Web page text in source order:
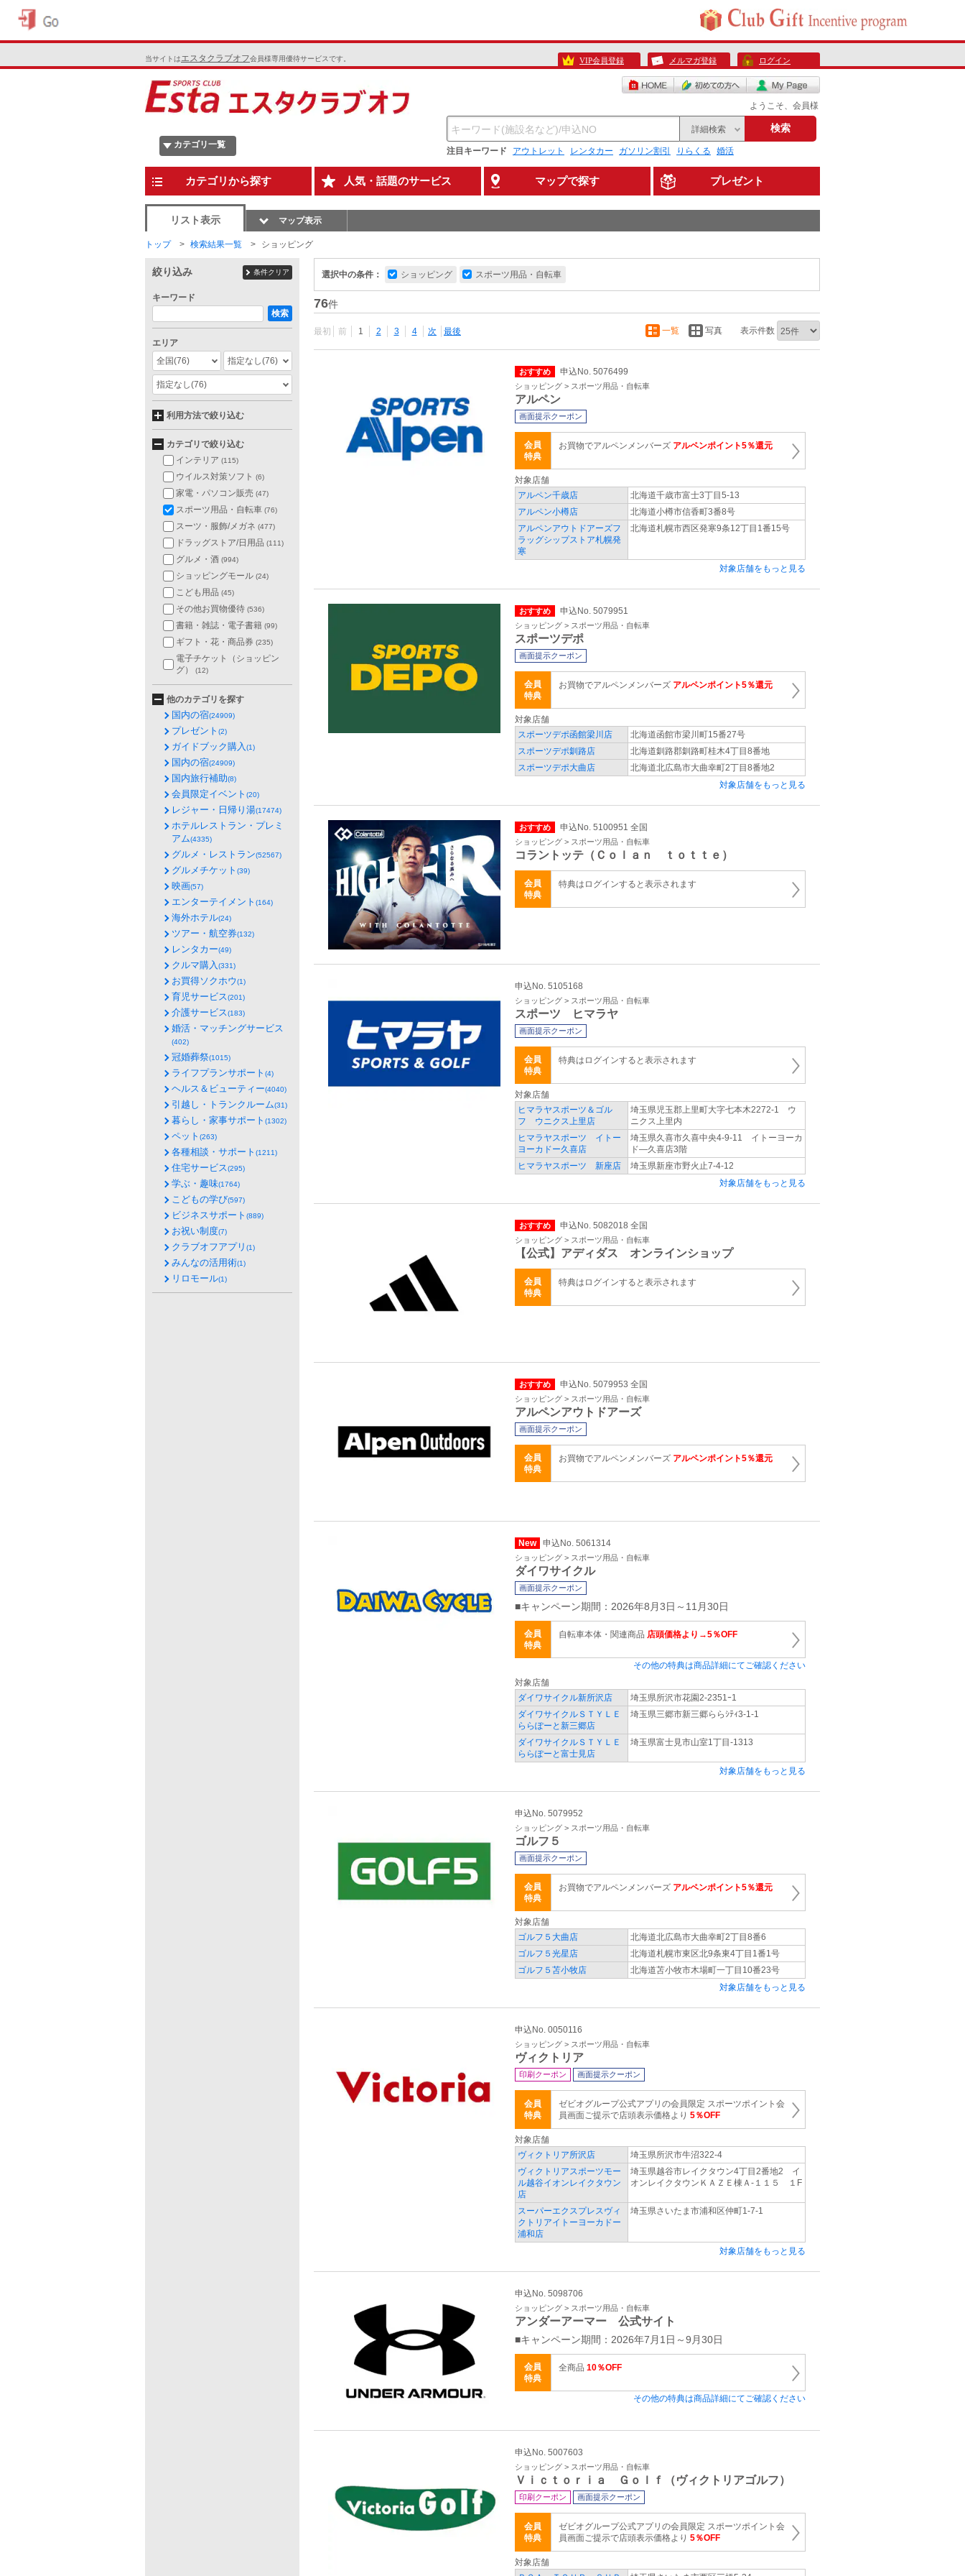
当サイトはエスタクラブオフ会員様専用優待サービスです。 VIP会員登録 メルマガ登録 ログイン
ようこそ、会員様
カテゴリ一覧
詳細検索 検索
注目キーワード アウトレット レンタカー ガソリン割引 りらくる 婚活
カテゴリから探す 人気・話題のサービス マップで探す プレゼント
リスト表示 マップ表示
トップ 検索結果一覧 ショッピング
選択中の条件： ショッピング スポーツ用品・自転車
76件
最初 前 1 2 3 4 次 最後 一覧 写真 表示件数
おすすめ 申込No. 5076499
ショッピング > スポーツ用品・自転車
アルペン
画面提示クーポン
会員
特典
お買物でアルペンメンバーズ アルペンポイント5％還元
対象店舗
アルペン千歳店
北海道千歳市富士3丁目5-13
アルペン小樽店
北海道小樽市信香町3番8号
アルペンアウトドアーズフ
ラッグシップストア札幌発
寒
北海道札幌市西区発寒9条12丁目1番15号
対象店舗をもっと見る
おすすめ 申込No. 5079951
ショッピング > スポーツ用品・自転車
スポーツデポ
画面提示クーポン
会員
特典
お買物でアルペンメンバーズ アルペンポイント5％還元
対象店舗
スポーツデポ函館梁川店
北海道函館市梁川町15番27号
スポーツデポ釧路店
北海道釧路郡釧路町桂木4丁目8番地
スポーツデポ大曲店
北海道北広島市大曲幸町2丁目8番地2
対象店舗をもっと見る
おすすめ 申込No. 5100951 全国
ショッピング > スポーツ用品・自転車
コラントッテ（Ｃｏｌａｎ ｔｏｔｔｅ）
会員
特典
特典はログインすると表示されます
申込No. 5105168
ショッピング > スポーツ用品・自転車
スポーツ ヒマラヤ
画面提示クーポン
会員
特典
特典はログインすると表示されます
対象店舗
ヒマラヤスポーツ＆ゴル
フ ウニクス上里店
埼玉県児玉郡上里町大字七本木2272-1 ウ
ニクス上里内
ヒマラヤスポーツ イトー
ヨーカドー久喜店
埼玉県久喜市久喜中央4-9-11 イトーヨーカ
ド―久喜店3階
ヒマラヤスポーツ 新座店
埼玉県新座市野火止7-4-12
対象店舗をもっと見る
おすすめ 申込No. 5082018 全国
ショッピング > スポーツ用品・自転車
【公式】アディダス オンラインショップ
会員
特典
特典はログインすると表示されます
おすすめ 申込No. 5079953 全国
ショッピング > スポーツ用品・自転車
アルペンアウトドアーズ
画面提示クーポン
会員
特典
お買物でアルペンメンバーズ アルペンポイント5％還元
New 申込No. 5061314
ショッピング > スポーツ用品・自転車
ダイワサイクル
画面提示クーポン
■キャンペーン期間：2026年8月3日～11月30日
会員
特典
自転車本体・関連商品 店頭価格より→5％OFF
その他の特典は商品詳細にてご確認ください
対象店舗
ダイワサイクル新所沢店
埼玉県所沢市花園2-2351ｰ1
ダイワサイクルＳＴＹＬＥ
ららぽーと新三郷店
埼玉県三郷市新三郷ららｼﾃｨ3-1-1
ダイワサイクルＳＴＹＬＥ
ららぽーと富士見店
埼玉県富士見市山室1丁目-1313
対象店舗をもっと見る
申込No. 5079952
ショッピング > スポーツ用品・自転車
ゴルフ５
画面提示クーポン
会員
特典
お買物でアルペンメンバーズ アルペンポイント5％還元
対象店舗
ゴルフ５大曲店
北海道北広島市大曲幸町2丁目8番6
ゴルフ５光星店
北海道札幌市東区北9条東4丁目1番1号
ゴルフ５苫小牧店
北海道苫小牧市木場町一丁目10番23号
対象店舗をもっと見る
申込No. 0050116
ショッピング > スポーツ用品・自転車
ヴィクトリア
印刷クーポン 画面提示クーポン
会員
特典
ゼビオグループ公式アプリの会員限定 スポーツポイント会
員画面ご提示で店頭表示価格より 5％OFF
対象店舗
ヴィクトリア所沢店
埼玉県所沢市牛沼322-4
ヴィクトリアスポーツモー
ル越谷イオンレイクタウン
店
埼玉県越谷市レイクタウン4丁目2番地2 イ
オンレイクタウンＫＡＺＥ棟Ａ-１１５ １F
スーパーエクスプレスヴィ
クトリアイトーヨーカドー
浦和店
埼玉県さいたま市浦和区仲町1-7-1
対象店舗をもっと見る
申込No. 5098706
ショッピング > スポーツ用品・自転車
アンダーアーマー 公式サイト
■キャンペーン期間：2026年7月1日～9月30日
会員
特典
全商品 10％OFF
その他の特典は商品詳細にてご確認ください
申込No. 5007603
ショッピング > スポーツ用品・自転車
Ｖｉｃｔｏｒｉａ Ｇｏｌｆ（ヴィクトリアゴルフ）
印刷クーポン 画面提示クーポン
会員
特典
ゼビオグループ公式アプリの会員限定 スポーツポイント会
員画面ご提示で店頭表示価格より 5％OFF
対象店舗
絞り込み 条件クリア
キーワード
検索
エリア
全国(76) 指定なし(76)
指定なし(76)
利用方法で絞り込む
カテゴリで絞り込む
インテリア (115)
ウイルス対策ソフト (6)
家電・パソコン販売 (47)
スポーツ用品・自転車 (76)
スーツ・服飾/メガネ (477)
ドラッグストア/日用品 (111)
グルメ・酒 (994)
ショッピングモール (24)
こども用品 (45)
その他お買物優待 (536)
書籍・雑誌・電子書籍 (99)
ギフト・花・商品券 (235)
電子チケット（ショッピン
グ）
(12)
他のカテゴリを探す
国内の宿(24909)
プレゼント (2)
ガイドブック購入(1)
国内の宿(24909)
国内旅行補助(8)
会員限定イベント (20)
レジャー・日帰り湯(17474)
ホテルレストラン・プレミ
アム(4335)
グルメ・レストラン(52567)
グルメチケット (39)
映画(57)
エンターテイメント (164)
海外ホテル(24)
ツアー・航空券(132)
レンタカー(49)
クルマ購入(331)
お買得ソクホウ(1)
育児サービス(201)
介護サービス(183)
婚活・マッチングサービス
(402)
冠婚葬祭(1015)
ライフプランサポート (4)
ヘルス＆ビューティー(4040)
引越し・トランクルーム(31)
暮らし・家事サポート (1302)
ペット (263)
各種相談・サポート (1211)
住宅サービス(295)
学ぶ・趣味(1764)
こどもの学び(597)
ビジネスサポート (889)
お祝い制度(7)
クラブオフアプリ (1)
みんなの活用術(1)
リロモール(1)